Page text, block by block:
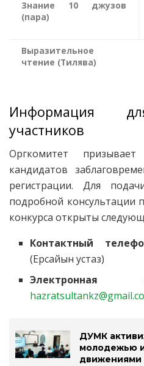
Знание 10 джузов
(пара)
Выразительное
чтение (Тилява)
Информация
участников
Оргкомитет
кандидатов
регистрации. Для
подробной консультации
конкурса открыты
Контактный
(Ерсайын устаз)
Электронная
ДУМК
молодежью
движениями